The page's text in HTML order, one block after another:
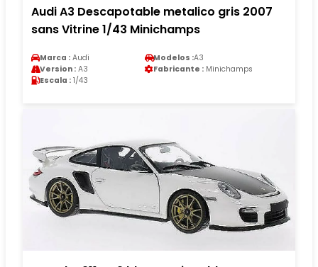
Audi A3 Descapotable metalico gris 2007
sans Vitrine 1/43 Minichamps
Marca : Audi Modelos :A3
Version : A3 Fabricante : Minichamps
Escala : 1/43